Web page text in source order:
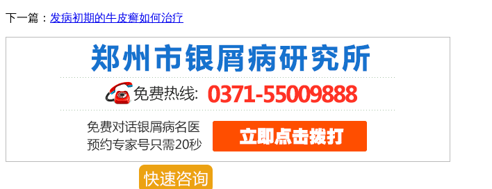
下一篇： 发病初期的牛皮癣如何治疗